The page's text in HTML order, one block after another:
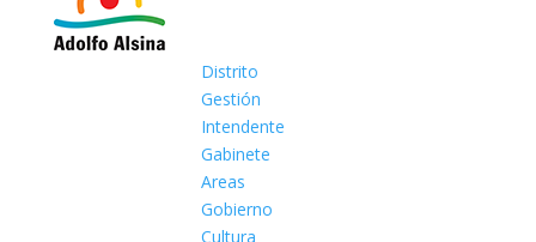
Distrito
Gestión
Intendente
Gabinete
Areas
Gobierno
Cultura